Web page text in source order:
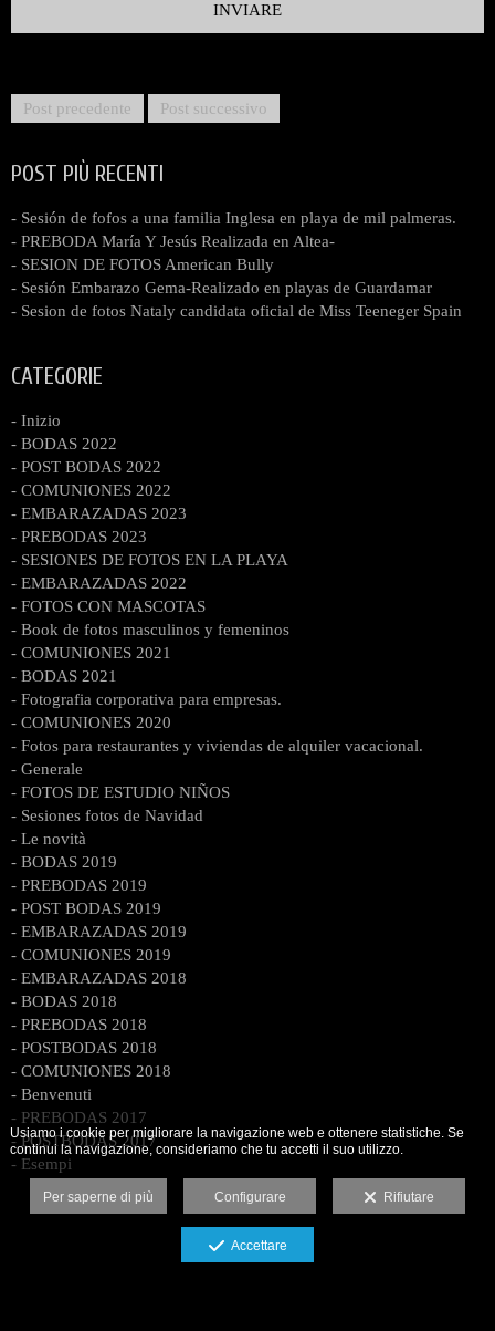
Post precedente Post successivo
POST PIÙ RECENTI
- Sesión de fofos a una familia Inglesa en playa de mil palmeras.
- PREBODA María Y Jesús Realizada en Altea-
- SESION DE FOTOS American Bully
- Sesión Embarazo Gema-Realizado en playas de Guardamar
- Sesion de fotos Nataly candidata oficial de Miss Teeneger Spain
CATEGORIE
- Inizio
- BODAS 2022
- POST BODAS 2022
- COMUNIONES 2022
- EMBARAZADAS 2023
- PREBODAS 2023
- SESIONES DE FOTOS EN LA PLAYA
- EMBARAZADAS 2022
- FOTOS CON MASCOTAS
- Book de fotos masculinos y femeninos
- COMUNIONES 2021
- BODAS 2021
- Fotografia corporativa para empresas.
- COMUNIONES 2020
- Fotos para restaurantes y viviendas de alquiler vacacional.
- Generale
- FOTOS DE ESTUDIO NIÑOS
- Sesiones fotos de Navidad
- Le novità
- BODAS 2019
- PREBODAS 2019
- POST BODAS 2019
- EMBARAZADAS 2019
- COMUNIONES 2019
- EMBARAZADAS 2018
- BODAS 2018
- PREBODAS 2018
- POSTBODAS 2018
- COMUNIONES 2018
- Benvenuti
- PREBODAS 2017
- POSTBODAS 2017
- Esempi
Usiamo i cookie per migliorare la navigazione web e ottenere statistiche. Se
continui la navigazione, consideriamo che tu accetti il suo utilizzo.
Per saperne di più Configurare Rifiutare
Accettare